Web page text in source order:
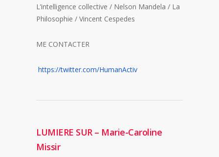
L’intelligence collective / Nelson Mandela / La
Philosophie / Vincent Cespedes
ME CONTACTER
https://twitter.com/HumanActiv
LUMIERE SUR – Marie-Caroline
Missir